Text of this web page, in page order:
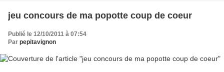
jeu concours de ma popotte coup de coeur
Publié le 12/10/2011 à 07:54
Par pepitavignon